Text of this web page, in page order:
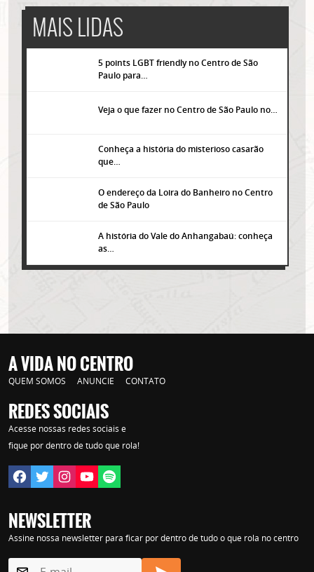
MAIS LIDAS
5 points LGBT friendly no Centro de São
Paulo para…
Veja o que fazer no Centro de São Paulo no…
Conheça a história do misterioso casarão
que…
O endereço da Loira do Banheiro no Centro
de São Paulo
A história do Vale do Anhangabaú: conheça
as…
A VIDA NO CENTRO
QUEM SOMOS ANUNCIE CONTATO
REDES SOCIAIS
Acesse nossas redes sociais e
fique por dentro de tudo que rola!
NEWSLETTER
Assine nossa newsletter para ficar por dentro de tudo o que rola no centro
Lorem ipsum dolor sit amet, consectetur adipisicing elit. Autem assumenda
labore quia nobis nihil tempora praesentium distinctio, id, quibusdam est.